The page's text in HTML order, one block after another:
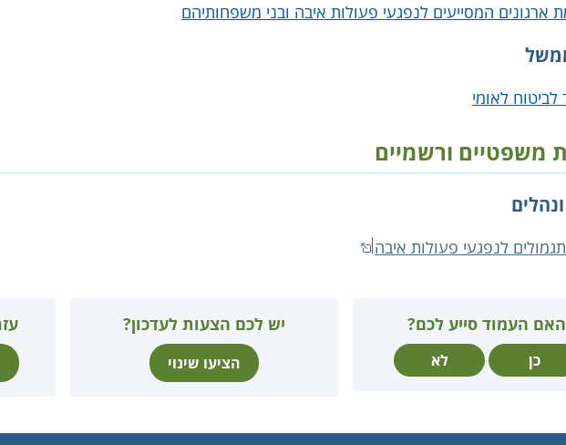
ארגונים המסייעים לנפגעי פעולות איבה ובני משפחותיהם
לאומי
משפטיים ורשמיים
לנפגעי פעולות איבה
האם העמוד סייע לכם?
כן לא
יש לכם הצעות לעדכון?
הציעו שינוי